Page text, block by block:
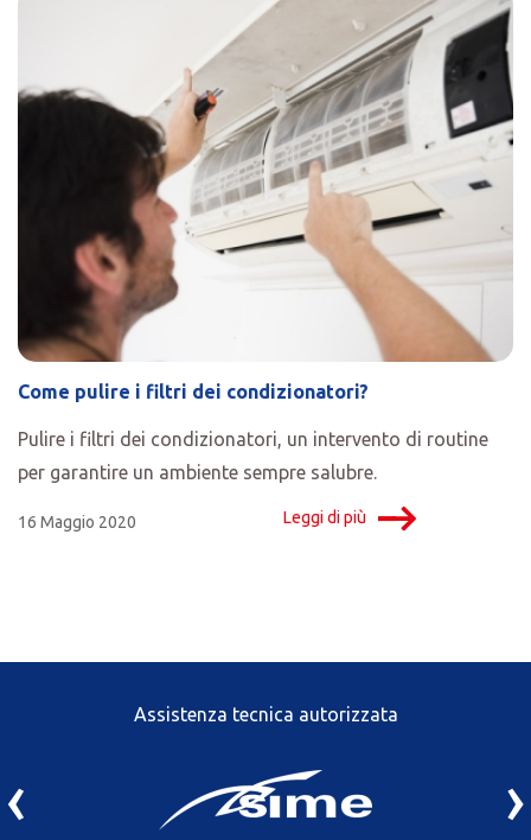
Come pulire i filtri dei condizionatori?
Pulire i filtri dei condizionatori, un intervento di routine
per garantire un ambiente sempre salubre.
16 Maggio 2020 Leggi di più
Assistenza tecnica autorizzata
‹ ›